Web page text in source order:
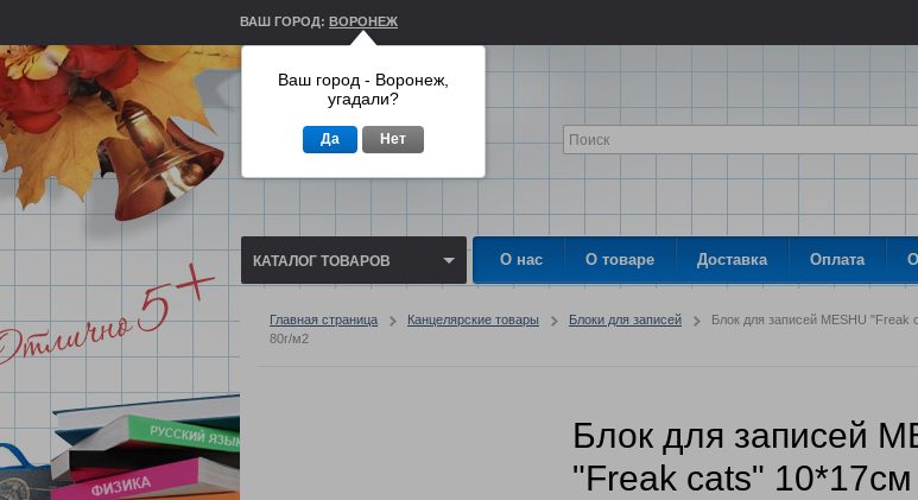
ВАШ ГОРОД: ВОРОНЕЖ
КАТАЛОГ ТОВАРОВ О нас О товаре Доставка Оплата
Главная страница Канцелярские товары Блоки для записей
Блок для записей MESHU "Freak
80г/м2
Блок для записей
"Freak cats"
Ваш город - Воронеж,
угадали?
Да Нет